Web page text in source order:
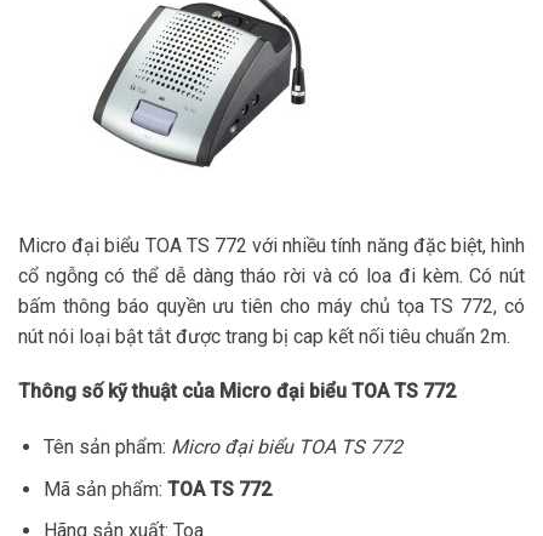
Micro đại biểu TOA TS 772 với nhiều tính năng đặc biệt, hình
cổ ngỗng có thể dễ dàng tháo rời và có loa đi kèm. Có nút
bấm thông báo quyền ưu tiên cho máy chủ tọa TS 772, có
nút nói loại bật tắt được trang bị cap kết nối tiêu chuẩn 2m.
Thông số kỹ thuật của Micro đại biểu TOA TS 772
Tên sản phẩm: Micro đại biểu TOA TS 772
Mã sản phẩm: TOA TS 772
Hãng sản xuất: Toa